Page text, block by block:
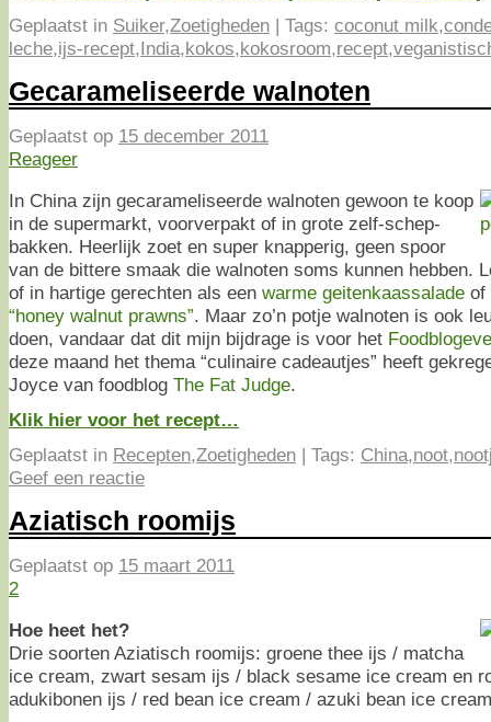
Geplaatst in Suiker,Zoetigheden | Tags: coconut milk,
leche,ijs-recept,India,kokos,kokosroom,recept,
Gecarameliseerde walnoten
Geplaatst op 15 december 2011
Reageer
In China zijn gecarameliseerde walnoten gewoon te koop
in de supermarkt, voorverpakt of in grote zelf-schep-
bakken. Heerlijk zoet en super knapperig, geen spoor
van de bittere smaak die walnoten soms kunnen hebben.
of in hartige gerechten als een warme geitenkaassalade of
“honey walnut prawns”. Maar zo’n potje walnoten is ook
doen, vandaar dat dit mijn bijdrage is voor het
deze maand het thema “culinaire cadeautjes” heeft
Joyce van foodblog The Fat Judge.
Klik hier voor het recept…
Geplaatst in Recepten,Zoetigheden | Tags: China,noot,
Geef een reactie
Aziatisch roomijs
Geplaatst op 15 maart 2011
2
Hoe heet het?
Drie soorten Aziatisch roomijs: groene thee ijs / matcha
ice cream, zwart sesam ijs / black sesame ice cream en
adukibonen ijs / red bean ice cream / azuki bean ice